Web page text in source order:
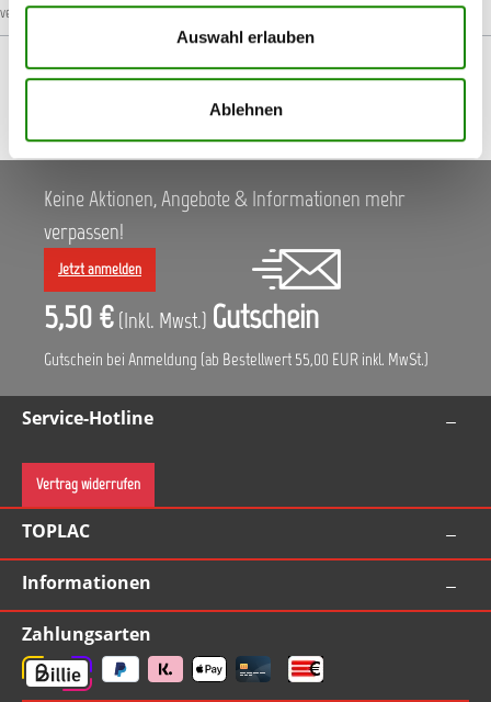
Auswahl erlauben
Ablehnen
verursachen.H410: Sehr giftig für Wasserorganismen mit langfristiger Wirkung.
Keine Aktionen, Angebote & Informationen mehr
verpassen!
Jetzt anmelden
5,50 € (Inkl. Mwst.) Gutschein
Gutschein bei Anmeldung (ab Bestellwert 55,00 EUR inkl. MwSt.)
Service-Hotline
Vertrag widerrufen
TOPLAC
Informationen
Zahlungsarten